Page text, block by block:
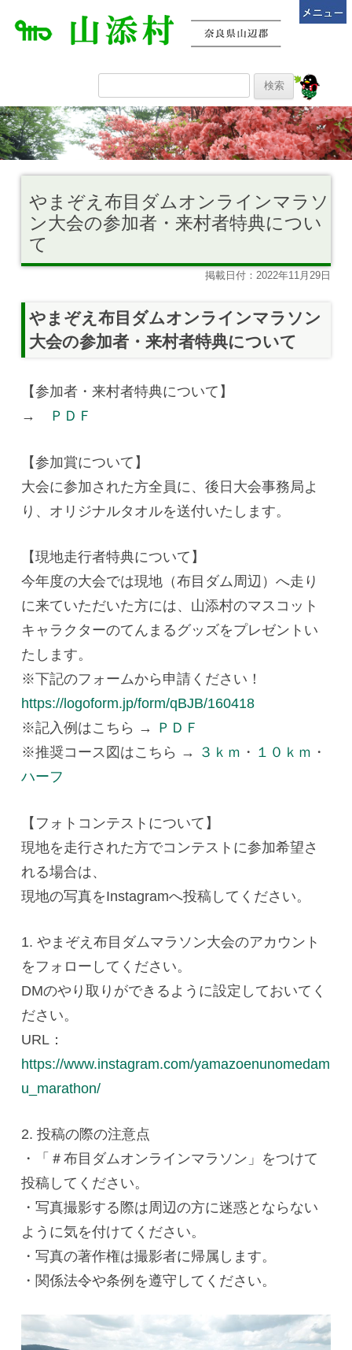
やまぞえ布目ダムオンラインマラソ
ン大会の参加者・来村者特典につい
て
掲載日付：2022年11月29日
やまぞえ布目ダムオンラインマラソン
大会の参加者・来村者特典について
【参加者・来村者特典について】
→
ＰＤＦ
【参加賞について】
大会に参加された方全員に、後日大会事務局よ
り、オリジナルタオルを送付いたします。
【現地走行者特典について】
今年度の大会では現地（布目ダム周辺）へ走り
に来ていただいた方には、山添村のマスコット
キャラクターのてんまるグッズをプレゼントい
たします。
※下記のフォームから申請ください！
https://logoform.jp/form/qBJB/160418
※記入例はこちら → ＰＤＦ
※推奨コース図はこちら → ３ｋｍ ・ １０ｋｍ ・
ハーフ
【フォトコンテストについて】
現地を走行された方でコンテストに参加希望さ
れる場合は、
現地の写真をInstagramへ投稿してください。
1. やまぞえ布目ダムマラソン大会のアカウント
をフォローしてください。
DMのやり取りができるように設定しておいてく
ださい。
URL：
https://www.instagram.com/yamazoenunomedam
u_marathon/
2. 投稿の際の注意点
・「＃布目ダムオンラインマラソン」をつけて
投稿してください。
・写真撮影する際は周辺の方に迷惑とならない
ように気を付けてください。
・写真の著作権は撮影者に帰属します。
・関係法令や条例を遵守してください。